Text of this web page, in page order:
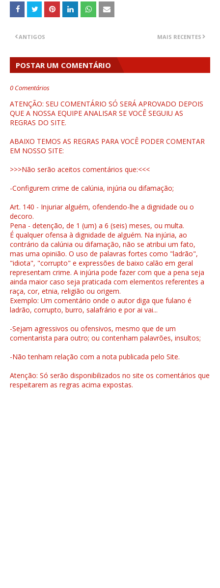
MAIS RECENTES
ANTIGOS
POSTAR UM COMENTÁRIO
0 Comentários
ATENÇÃO: SEU COMENTÁRIO SÓ SERÁ APROVADO DEPOIS
QUE A NOSSA EQUIPE ANALISAR SE VOCÊ SEGUIU AS
REGRAS DO SITE.
ABAIXO TEMOS AS REGRAS PARA VOCÊ PODER COMENTAR
EM NOSSO SITE:
>>>Não serão aceitos comentários que:<<<
-Configurem crime de calúnia, injúria ou difamação;
Art. 140 - Injuriar alguém, ofendendo-lhe a dignidade ou o
decoro.
Pena - detenção, de 1 (um) a 6 (seis) meses, ou multa.
É qualquer ofensa à dignidade de alguém. Na injúria, ao
contrário da calúnia ou difamação, não se atribui um fato,
mas uma opinião. O uso de palavras fortes como "ladrão",
"idiota", "corrupto" e expressões de baixo calão em geral
representam crime. A injúria pode fazer com que a pena seja
ainda maior caso seja praticada com elementos referentes a
raça, cor, etnia, religião ou origem.
Exemplo: Um comentário onde o autor diga que fulano é
ladrão, corrupto, burro, salafrário e por ai vai...
-Sejam agressivos ou ofensivos, mesmo que de um
comentarista para outro; ou contenham palavrões, insultos;
-Não tenham relação com a nota publicada pelo Site.
Atenção: Só serão disponibilizados no site os comentários que
respeitarem as regras acima expostas.